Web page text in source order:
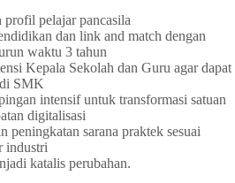
profil pelajar pancasila
dan link and match dengan
waktu 3 tahun
Kepala Sekolah dan Guru agar dapat
SMK
intensif untuk transformasi satuan
digitalisasi
peningkatan sarana praktek sesuai
industri
katalis perubahan.